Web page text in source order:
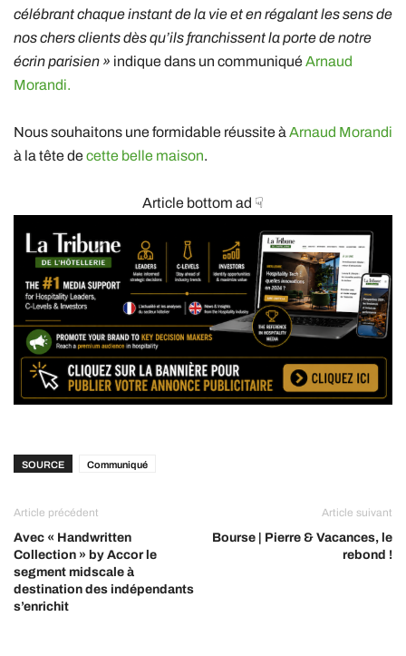
célébrant chaque instant de la vie et en régalant les sens de
nos chers clients dès qu’ils franchissent la porte de notre
écrin parisien » indique dans un communiquéArnaud
Morandi.
Nous souhaitons une formidable réussite à Arnaud Morandi
à la tête decette belle maison.
Article bottom ad ☟
SOURCE Communiqué
Article précédent
Avec « Handwritten
Collection » by Accor le
segment midscale à
destination des indépendants
s’enrichit
Article suivant
Bourse | Pierre & Vacances, le
rebond !